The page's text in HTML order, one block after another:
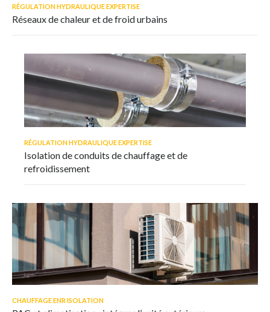
RÉGULATION HYDRAULIQUE EXPERTISE
Réseaux de chaleur et de froid urbains
RÉGULATION HYDRAULIQUE EXPERTISE
Isolation de conduits de chauffage et de
refroidissement
CHAUFFAGE ENR ISOLATION